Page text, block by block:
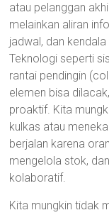
atau pelanggan
melainkan aliran
jadwal, dan
Teknologi seperti
rantai pendingin
elemen bisa
proaktif. Kita
kulkas atau
berjalan karena
mengelola stok,
kolaboratif.
Kita mungkin tidak